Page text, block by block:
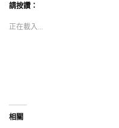
請按讚：
正在載入...
相關